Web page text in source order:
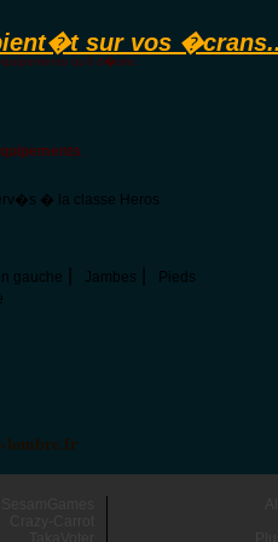
qu'il d�sire.
.
� la classe Heros
gauche Jambes Pieds
lombre.fr
sur vos